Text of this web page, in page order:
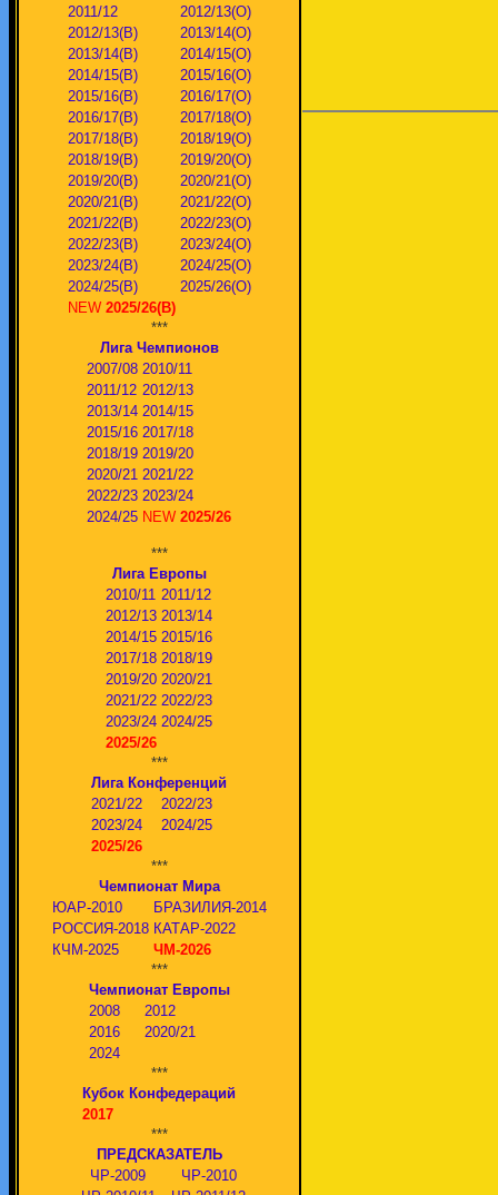
2011/12
2012/13(О)
2012/13(В)
2013/14(О)
2013/14(В)
2014/15(О)
2014/15(В)
2015/16(О)
2015/16(В)
2016/17(О)
2016/17(В)
2017/18(О)
2017/18(В)
2018/19(О)
2018/19(В)
2019/20(О)
2019/20(В)
2020/21(О)
2020/21(В)
2021/22(О)
2021/22(В)
2022/23(О)
2022/23(В)
2023/24(O)
2023/24(В)
2024/25(O)
2024/25(В)
2025/26(О)
NEW 2025/26(В)
***
Лига Чемпионов
2007/08 2010/11
2011/12 2012/13
2013/14 2014/15
2015/16 2017/18
2018/19 2019/20
2020/21 2021/22
2022/23 2023/24
2024/25 NEW 2025/26
***
Лига Европы
2010/11 2011/12
2012/13 2013/14
2014/15 2015/16
2017/18 2018/19
2019/20 2020/21
2021/22 2022/23
2023/24 2024/25
2025/26
***
Лига Конференций
2021/22
2022/23
2023/24
2024/25
2025/26
***
Чемпионат Мира
ЮАР-2010
БРАЗИЛИЯ-2014
РОССИЯ-2018 КАТАР-2022
КЧМ-2025
ЧМ-2026
***
Чемпионат Европы
2008
2012
2016
2020/21
2024
***
Кубок Конфедераций
2017
***
ПРЕДСКАЗАТЕЛЬ
ЧР-2009
ЧР-2010